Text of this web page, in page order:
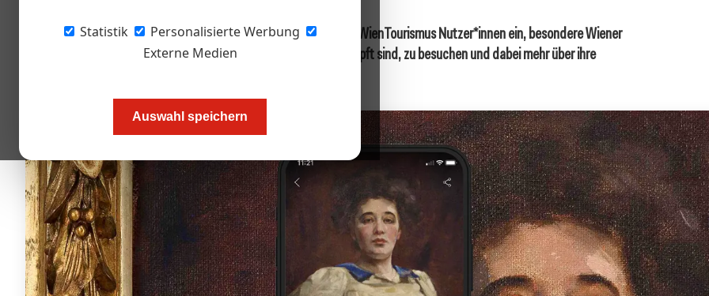
Statistik
Personalisierte Werbung
Externe Medien
Auswahl speichern
Mit seinem bisher weiblichsten City Guide lädt WienTourismus Nutzer*innen ein, besondere Wiener
Orte, die mit den Pionierinnen der Stadt verknüpft sind, zu besuchen und dabei mehr über ihre